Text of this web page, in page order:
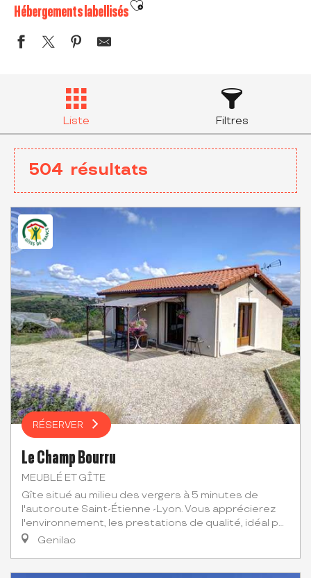
Hébergements labellisésAjouter aux favoris
Liste Filtres
504 résultats
RÉSERVER
Le Champ Bourru
MEUBLÉ ET GÎTE
Gîte situé au milieu des vergers à 5 minutes de
l'autoroute Saint-Étienne -Lyon. Vous apprécierez
l'environnement, les prestations de qualité, idéal p...
Genilac